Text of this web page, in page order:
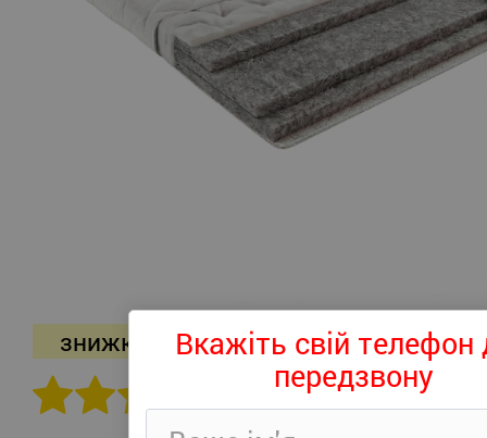
знижка -26%
302 відгуків
Вкажіть свій телефон
передзвону